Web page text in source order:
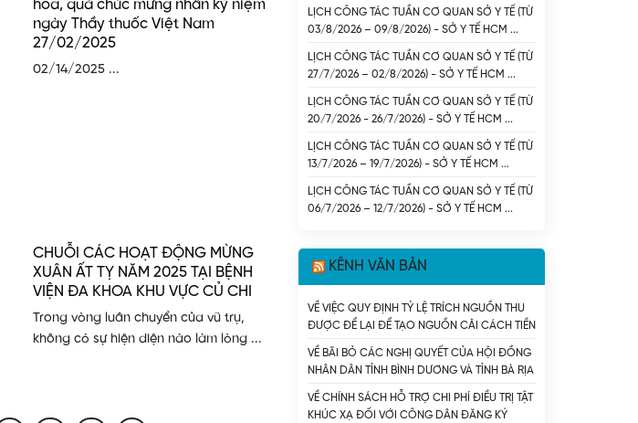
hoa, quà chúc mừng nhân kỷ niệm
ngày Thầy thuốc Việt Nam
27/02/2025
02/14/2025 ...
CHUỖI CÁC HOẠT ĐỘNG MỪNG
XUÂN ẤT TỴ NĂM 2025 TẠI BỆNH
VIỆN ĐA KHOA KHU VỰC CỦ CHI
Trong vòng luân chuyển của vũ trụ,
không có sự hiện diện nào làm lòng ...
LỊCH CÔNG TÁC TUẦN CƠ QUAN SỞ Y TẾ (TỪ
03/8/2026 – 09/8/2026) - SỞ Y TẾ HCM
LỊCH CÔNG TÁC TUẦN CƠ QUAN SỞ Y TẾ (TỪ
27/7/2026 – 02/8/2026) - SỞ Y TẾ HCM
LỊCH CÔNG TÁC TUẦN CƠ QUAN SỞ Y TẾ (TỪ
20/7/2026 - 26/7/2026) - SỞ Y TẾ HCM
LỊCH CÔNG TÁC TUẦN CƠ QUAN SỞ Y TẾ (TỪ
13/7/2026 – 19/7/2026) - SỞ Y TẾ HCM
LỊCH CÔNG TÁC TUẦN CƠ QUAN SỞ Y TẾ (TỪ
06/7/2026 – 12/7/2026) - SỞ Y TẾ HCM
KÊNH VĂN BẢN
VỀ VIỆC QUY ĐỊNH TỶ LỆ TRÍCH NGUỒN THU
ĐƯỢC ĐỂ LẠI ĐỂ TẠO NGUỒN CẢI CÁCH TIỀN
LƯƠNG ĐỐI VỚI CÁC ĐƠN VỊ SỰ NGHIỆP Y TẾ
CÔNG LẬP CÓ SỐ THU LỚN DO THÀNH PHỐ
HỒ CHÍ MINH QUẢN LÝ (CHUNG) - SỞ Y TẾ TP.
HỒ CHÍ MINH
VỀ BÃI BỎ CÁC NGHỊ QUYẾT CỦA HỘI ĐỒNG
NHÂN DÂN TỈNH BÌNH DƯƠNG VÀ TỈNH BÀ RỊA
- VŨNG TÀU VỀ LĨNH VỰC Y TẾ - SỞ Y TẾ TP.
HỒ CHÍ MINH
VỀ CHÍNH SÁCH HỖ TRỢ CHI PHÍ ĐIỀU TRỊ TẬT
KHÚC XẠ ĐỐI VỚI CÔNG DÂN ĐĂNG KÝ